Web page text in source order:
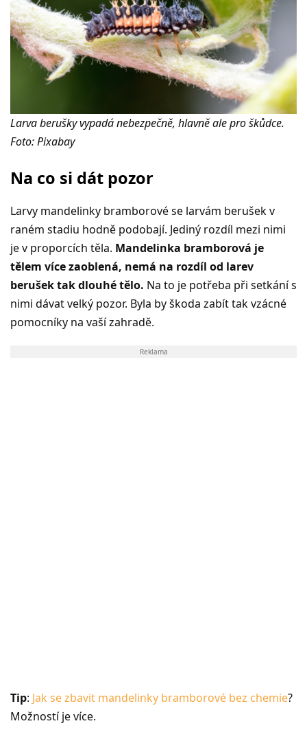
Larva berušky vypadá nebezpečně, hlavně ale pro škůdce.
Foto: Pixabay
Na co si dát pozor
Larvy mandelinky bramborové se larvám berušek v
raném stadiu hodně podobají. Jediný rozdíl mezi nimi
je v proporcích těla. Mandelinka bramborová je
tělem více zaoblená, nemá na rozdíl od larev
berušek tak dlouhé tělo. Na to je potřeba při setkání s
nimi dávat velký pozor. Byla by škoda zabít tak vzácné
pomocníky na vaší zahradě.
Reklama
Tip: Jak se zbavit mandelinky bramborové bez chemie?
Možností je více.